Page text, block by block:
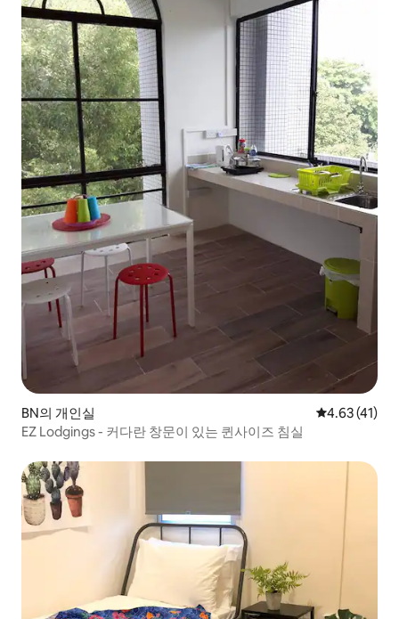
BN의 개인실 평점 4.63점
4.63 (41)
EZ Lodgings - 커다란 창문이 있는 퀸사이즈 침실